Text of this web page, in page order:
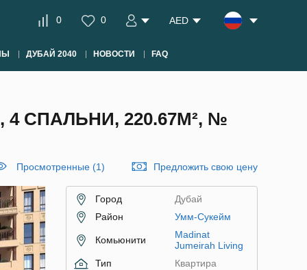
0 0 AED
ДУБАЙ 2040 НОВОСТИ FAQ
4 СПАЛЬНИ, 220.67М², №
Просмотренные (1) Предложить свою цену
Город
Дубай
Район
Умм-Сукейм
Комьюнити
Madinat
Jumeirah Living
Тип
Квартира